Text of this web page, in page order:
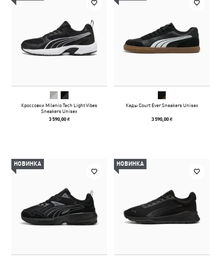
Кроссовки Milenio Tech Light Vibes
Sneakers Unisex
3 590,00 ₴
Кеды Court Ever Sneakers Unisex
3 590,00 ₴
НОВИНКА НОВИНКА